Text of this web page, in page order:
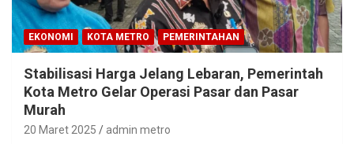
EKONOMI KOTA METRO PEMERINTAHAN
Stabilisasi Harga Jelang Lebaran, Pemerintah
Kota Metro Gelar Operasi Pasar dan Pasar
Murah
20 Maret 2025 admin metro